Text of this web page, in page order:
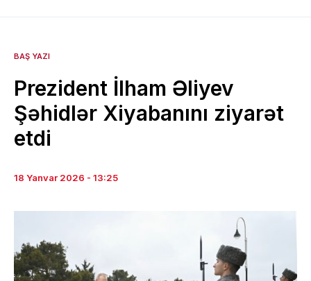
BAŞ YAZI
Prezident İlham Əliyev
Şəhidlər Xiyabanını ziyarət
etdi
18 Yanvar 2026 - 13:25